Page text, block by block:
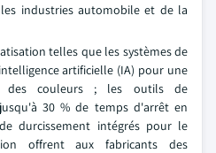
industries automobile et de la
telles que les systèmes de
artificielle (IA) pour une
des couleurs ; les outils de
30 % de temps d'arrêt en
durcissement intégrés pour le
offrent aux fabricants des